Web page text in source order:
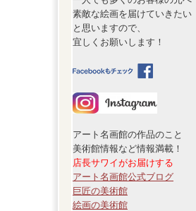
素敵な絵画を届けていきたい
と思いますので、
宜しくお願いします！
アート名画館の作品のこと
美術館情報など情報満載！
店長サワイがお届けする
アート名画館公式ブログ
巨匠の美術館
絵画の美術館